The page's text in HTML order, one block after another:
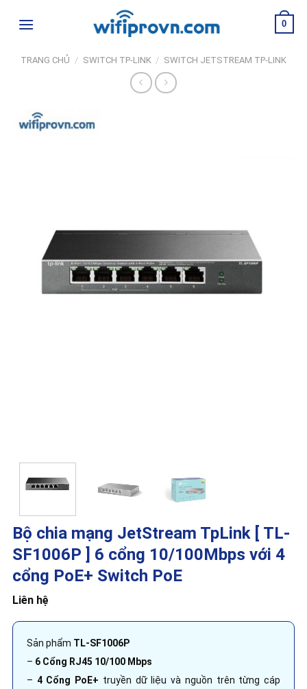
0
TRANG CHỦ / SWITCH TP-LINK / SWITCH JETSTREAM TP-LINK
Bộ chia mạng JetStream TpLink [ TL-
SF1006P ] 6 cổng 10/100Mbps với 4
cổng PoE+ Switch PoE
Liên hệ
Sản phẩm TL-SF1006P
– 6 Cổng RJ45 10/100 Mbps
– 4 Cổng PoE+ truyền dữ liệu và nguồn trên từng cáp